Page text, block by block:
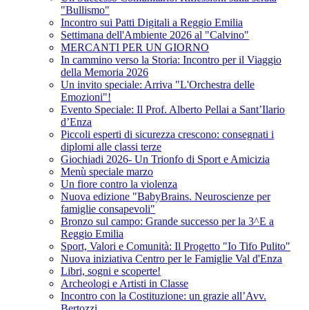
"Bullismo"
Incontro sui Patti Digitali a Reggio Emilia
Settimana dell'Ambiente 2026 al "Calvino"
MERCANTI PER UN GIORNO
In cammino verso la Storia: Incontro per il Viaggio
della Memoria 2026
Un invito speciale: Arriva "L'Orchestra delle
Emozioni"!
Evento Speciale: Il Prof. Alberto Pellai a Sant’Ilario
d’Enza
Piccoli esperti di sicurezza crescono: consegnati i
diplomi alle classi terze
Giochiadi 2026- Un Trionfo di Sport e Amicizia
Menù speciale marzo
Un fiore contro la violenza
Nuova edizione "BabyBrains. Neuroscienze per
famiglie consapevoli"
Bronzo sul campo: Grande successo per la 3^E a
Reggio Emilia
Sport, Valori e Comunità: Il Progetto "Io Tifo Pulito"
Nuova iniziativa Centro per le Famiglie Val d'Enza
Libri, sogni e scoperte!
Archeologi e Artisti in Classe
Incontro con la Costituzione: un grazie all’Avv.